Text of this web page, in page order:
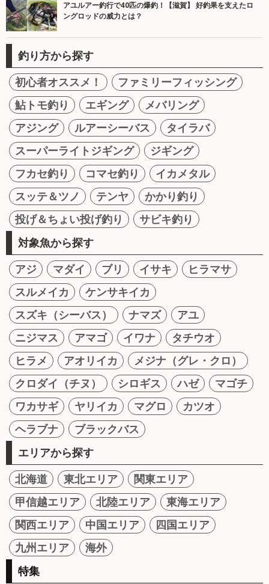
アユルアー釣行で40匹の爆釣！【滋賀】 好釣果を支えたロ
ングロッドの威力とは？
釣り方から探す
初心者オススメ！
ファミリーフィッシング
鮎トモ釣り
エギング
メバリング
アジング
ルアーシーバス
タイラバ
スーパーライトジギング
ジギング
フカセ釣り
コマセ釣り
イカメタル
スッテ＆ツノ
テンヤ
かかり釣り
投げ＆ちょい投げ釣り
サビキ釣り
対象魚から探す
アジ マダイ ブリ イサキ
ヒラマサ
スルメイカ
ケンサキイカ
スズキ（シーバス）
ナマズ
アユ
ニジマス
アマゴ イワナ
タチウオ
ヒラメ
アオリイカ
メジナ（グレ・クロ）
クロダイ（チヌ）
シロギス ハゼ
マゴチ
ワカサギ
ヤリイカ マグロ
カツオ
ヘラブナ
ブラックバス
エリアから探す
北海道 東北エリア
関東エリア
甲信越エリア
北陸エリア
東海エリア
関西エリア
中国エリア
四国エリア
九州エリア
海外
特集